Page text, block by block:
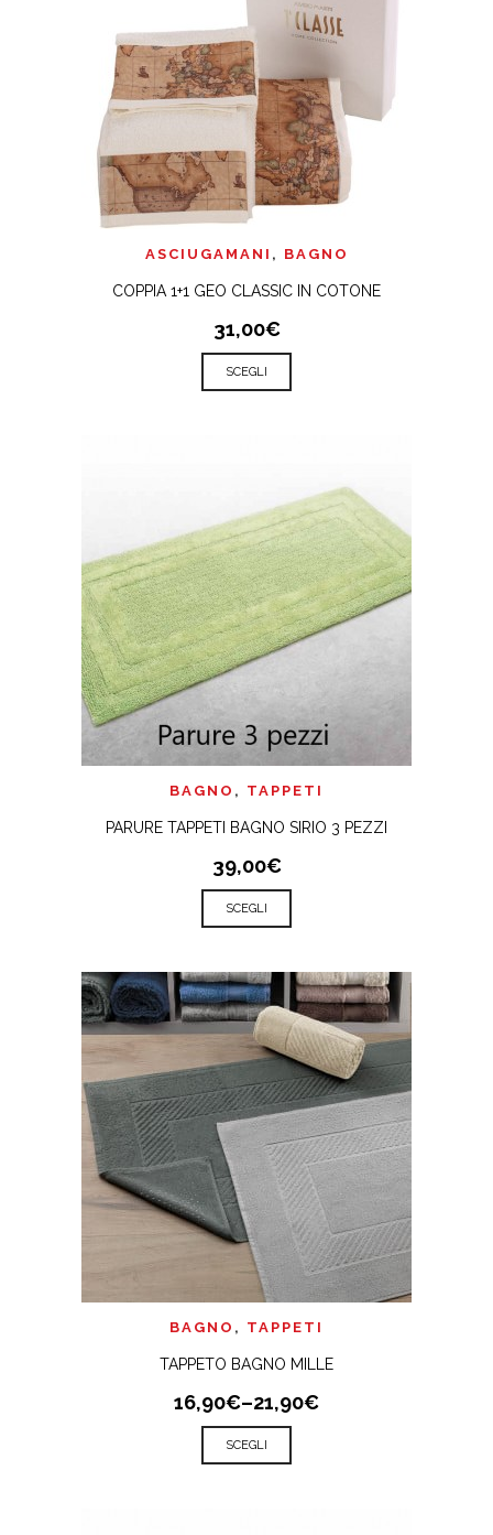
ASCIUGAMANI , BAGNO
COPPIA 1+1 GEO CLASSIC IN COTONE
31,00€
SCEGLI
BAGNO , TAPPETI
PARURE TAPPETI BAGNO SIRIO 3 PEZZI
39,00€
SCEGLI
BAGNO , TAPPETI
TAPPETO BAGNO MILLE
16,90€–21,90€
SCEGLI